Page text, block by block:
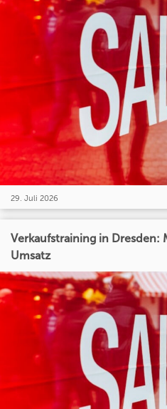
29. Juli 2026
Verkaufstraining in Dresden:
Umsatz